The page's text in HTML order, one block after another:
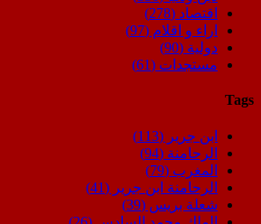
اقتصاد (278)
اراء و اقلام (97)
دولية (90)
مستجدات (61)
Tags
ابن جرير (113)
الرحامنة (94)
المغرب (79)
الرحامنة ابن جرير (41)
شعلة بريس (39)